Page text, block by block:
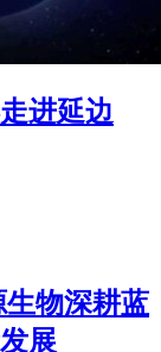
进延边
物深耕蓝
展